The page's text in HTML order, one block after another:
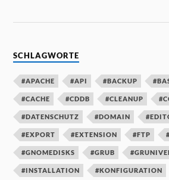
SCHLAGWORTE
#APACHE #API #BACKUP
#CACHE #CDDB #CLEANUP
#DATENSCHUTZ #DOMAIN
#EXPORT #EXTENSION #FTP
#GNOMEDISKS #GRUB
#INSTALLATION #KONFIGURATION